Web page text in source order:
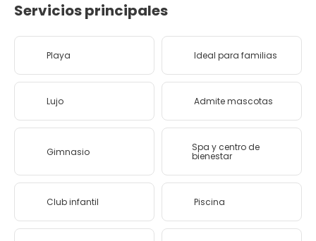
Servicios principales
Playa Ideal para familias
Lujo Admite mascotas
Gimnasio Spa y centro de
bienestar
Club infantil Piscina